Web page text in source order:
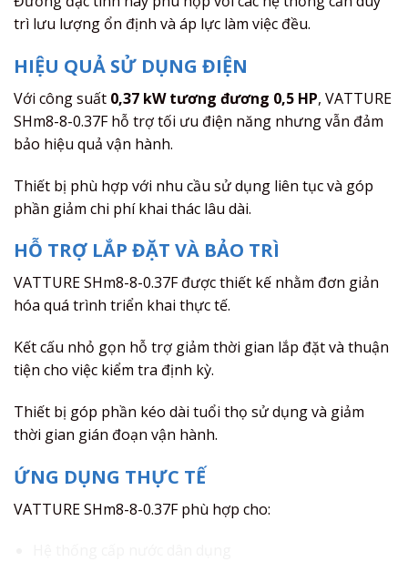
trì lưu lượng ổn định và áp lực làm việc đều.
HIỆU QUẢ SỬ DỤNG ĐIỆN
Với công suất 0,37 kW tương đương 0,5 HP, VATTURE
SHm8-8-0.37F hỗ trợ tối ưu điện năng nhưng vẫn đảm
bảo hiệu quả vận hành.
Thiết bị phù hợp với nhu cầu sử dụng liên tục và góp
phần giảm chi phí khai thác lâu dài.
HỖ TRỢ LẮP ĐẶT VÀ BẢO TRÌ
VATTURE SHm8-8-0.37F được thiết kế nhằm đơn giản
hóa quá trình triển khai thực tế.
Kết cấu nhỏ gọn hỗ trợ giảm thời gian lắp đặt và thuận
tiện cho việc kiểm tra định kỳ.
Thiết bị góp phần kéo dài tuổi thọ sử dụng và giảm
thời gian gián đoạn vận hành.
ỨNG DỤNG THỰC TẾ
VATTURE SHm8-8-0.37F phù hợp cho: